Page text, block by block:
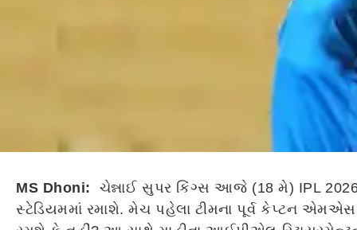
MS Dhoni:
ચેન્નાઈ સુપર કિંગ્સ આજે (18 મે) IPL
સ્ટેડિયમમાં રમાશે. મેચ પહેલા ટીમના પૂર્વ કેપ્ટન